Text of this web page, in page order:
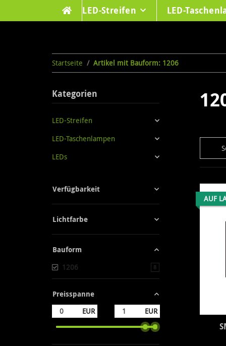
LED-Streifen LED-
Startseite Artikel mit Bauform: 1206
AUF
Kategorien
LED-Streifen
LED-Taschenlampen
LEDs
Verfügbarkeit
Lichtfarbe
Bauform
1206
8Artikel gefunden
Preisspanne
EUR
EUR